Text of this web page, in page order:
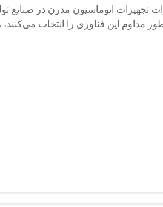
اتوماسیون مدرن در صنایع
این فناوری را انتخاب می‌کنند،